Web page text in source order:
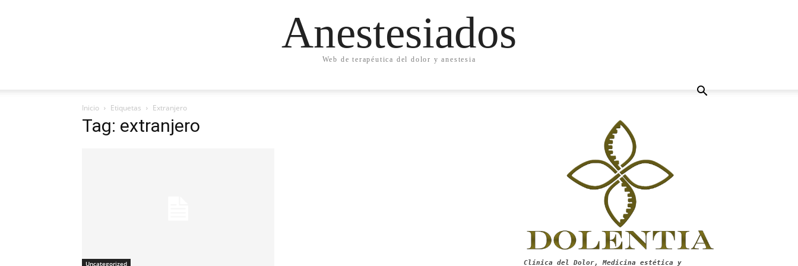
Anestesiados
Web de terapéutica del dolor y anestesia
Inicio Etiquetas Extranjero
Tag: extranjero
Uncategorized Clínica del Dolor, Medicina estética y